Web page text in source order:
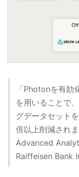
「Photonを有
を用いることで
グデータセット
倍以上削減され
Advanced
Raiffeisen Bank